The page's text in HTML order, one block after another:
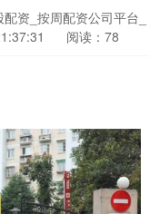
资_按周配资公司平台_
阅读：78